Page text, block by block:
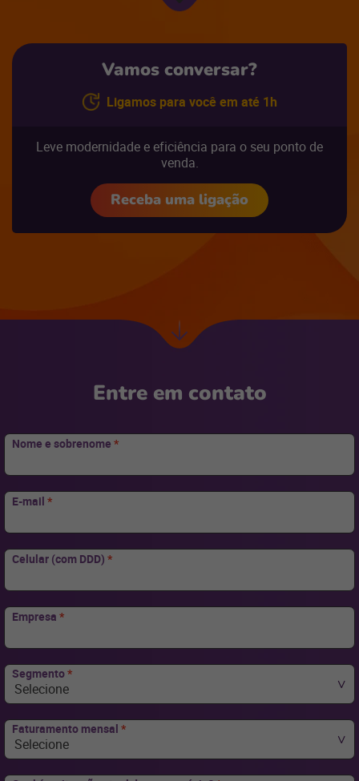
Vamos conversar?
Ligamos para você em até 1h
Leve modernidade e eficiência para o seu ponto de
venda.
Receba uma ligação
Próxima
Ir
Entre em contato
Nome e sobrenome *
E-mail *
Celular (com DDD) *
Empresa *
Segmento*
Selecione
Faturamento mensal *
Selecione